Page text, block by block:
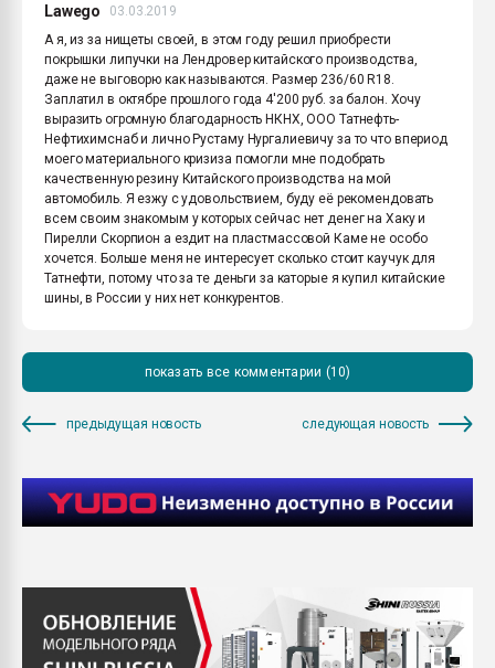
Lawego
03.03.2019
А я, из за нищеты своей, в этом году решил приобрести
покрышки липучки на Лендровер китайского производства,
даже не выговорю как называются. Размер 236/60 R18.
Заплатил в октябре прошлого года 4'200 руб. за балон. Хочу
выразить огромную благодарность НКНХ, ООО Татнефть-
Нефтихимснаб и лично Рустаму Нургалиевичу за то что впериод
моего материального кризиза помогли мне подобрать
качественную резину Китайского производства на мой
автомобиль. Я езжу с удовольствием, буду её рекомендовать
всем своим знакомым у которых сейчас нет денег на Хаку и
Пирелли Скорпион а ездит на пластмассовой Каме не особо
хочется. Больше меня не интересует сколько стоит каучук для
Татнефти, потому что за те деньги за каторые я купил китайские
шины, в России у них нет конкурентов.
показать все комментарии (10)
предыдущая новость следующая новость